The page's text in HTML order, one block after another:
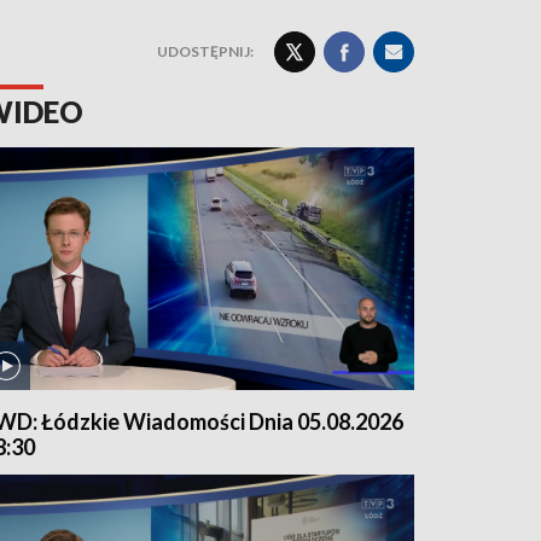
UDOSTĘPNIJ:
Łódzkie Wiadomości Dnia 05.08.2026